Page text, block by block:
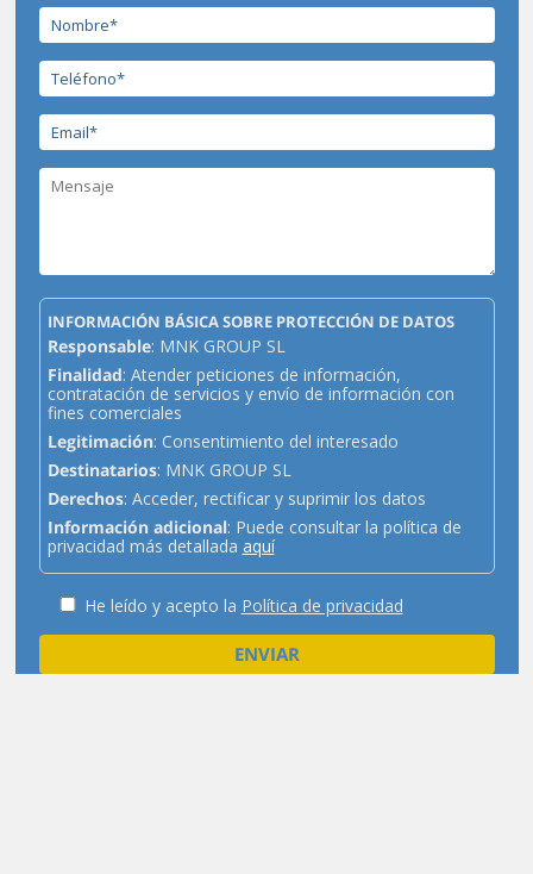
INFORMACIÓN BÁSICA SOBRE PROTECCIÓN DE DATOS
Responsable: MNK GROUP SL
Finalidad: Atender peticiones de información,
contratación de servicios y envío de información con
fines comerciales
Legitimación: Consentimiento del interesado
Destinatarios: MNK GROUP SL
Derechos: Acceder, rectificar y suprimir los datos
Información adicional: Puede consultar la política de
privacidad más detallada aquí
He leído y acepto la Política de privacidad